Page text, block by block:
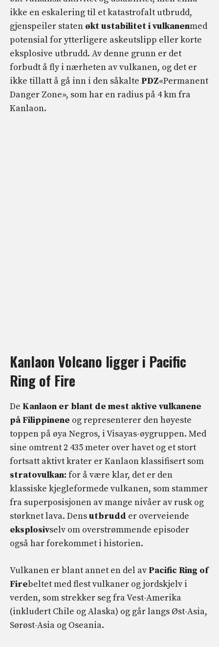
ikke en eskalering til et katastrofalt utbrudd,
gjenspeiler staten økt ustabilitet i vulkanenmed
potensial for ytterligere askeutslipp eller korte
eksplosive utbrudd. Av denne grunn er det
forbudt å fly i nærheten av vulkanen, og det er
ikke tillatt å gå inn i den såkalte PDZ«Permanent
Danger Zone», som har en radius på 4 km fra
Kanlaon.
Kanlaon Volcano ligger i Pacific
Ring of Fire
De Kanlaon er blant de mest aktive vulkanene
på Filippinene og representerer den høyeste
toppen på øya Negros, i Visayas-øygruppen. Med
sine omtrent 2 435 meter over havet og et stort
fortsatt aktivt krater er Kanlaon klassifisert som
stratovulkan: for å være klar, det er den
klassiske kjegleformede vulkanen, som stammer
fra superposisjonen av mange nivåer av rusk og
størknet lava. Densutbrudd er overveiende
eksplosivselv om overstrømmende episoder
også har forekommet i historien.
Vulkanen er blant annet en del av Pacific Ring of
Firebeltet med flest vulkaner og jordskjelv i
verden, som strekker seg fra Vest-Amerika
(inkludert Chile og Alaska) og går langs Øst-Asia,
Sørøst-Asia og Oseania.